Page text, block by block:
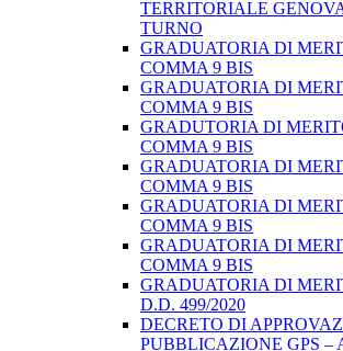
TERRITORIALE
TURNO
GRADUATORIA DI
COMMA 9 BIS
GRADUATORIA DI
COMMA 9 BIS
GRADUTORIA DI
COMMA 9 BIS
GRADUATORIA DI
COMMA 9 BIS
GRADUATORIA DI
COMMA 9 BIS
GRADUATORIA DI
COMMA 9 BIS
GRADUATORIA DI
D.D. 499/2020
DECRETO DI
PUBBLICAZIONE GPS –